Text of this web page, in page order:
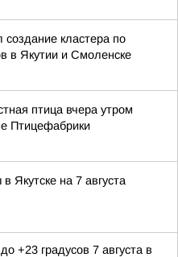
создание кластера по
в Якутии и Смоленске
птица вчера утром
Птицефабрики
Якутске на 7 августа
+23 градусов 7 августа в